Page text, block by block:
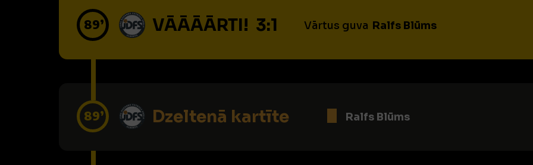
89’ VĀĀĀĀRTI! 3:1 Vārtus guva Ralfs Blūms
89’ Dzeltenā kartīte Ralfs Blūms